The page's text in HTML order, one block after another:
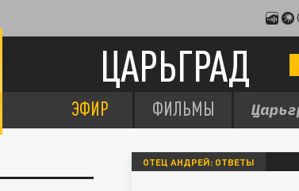
ЦАРЬГРАД
ЭФИР ФИЛЬМЫ
ОТЕЦ АНДРЕЙ: ОТВЕТЫ